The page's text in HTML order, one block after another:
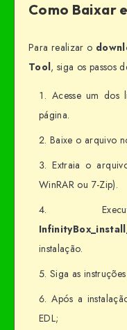
Como Baixar
Para realizar o
Tool, siga os passos
Acesse um dos
página.
Baixe o arquivo
Extraia o
WinRAR ou 7-Zip).
instalação.
Siga as
Após a
EDL;